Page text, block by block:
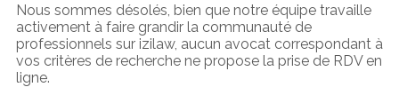
Nous sommes désolés, bien que notre équipe travaille
activement à faire grandir la communauté de
professionnels sur izilaw, aucun avocat correspondant à
vos critères de recherche ne propose la prise de RDV en
ligne.